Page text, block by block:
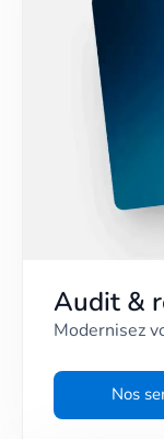
Audit &
Modernisez
Nos